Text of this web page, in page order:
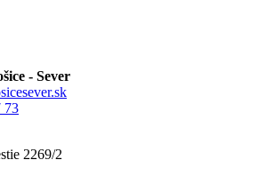
- Sever
73
2269/2